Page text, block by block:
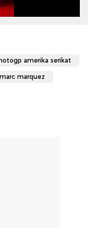
amerika serikat
marc marquez